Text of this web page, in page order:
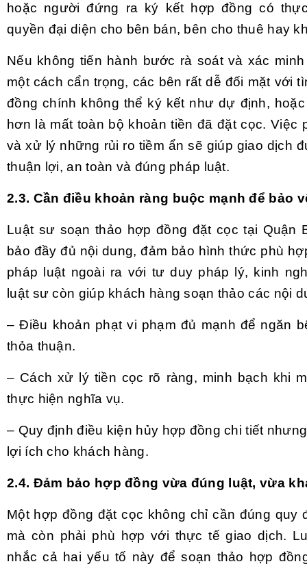
hoặc người đứng ra ký kết hợp đồng có
quyền đại diện cho bên bán, bên cho thuê hay
Nếu không tiến hành bước rà soát và xác
một cách cẩn trọng, các bên rất dễ đối mặt với
đồng chính không thể ký kết như dự định,
hơn là mất toàn bộ khoản tiền đã đặt cọc. Việc
và xử lý những rủi ro tiềm ẩn sẽ giúp giao dịch
thuận lợi, an toàn và đúng pháp luật.
2.3. Cần điều khoản ràng buộc mạnh để bảo
Luật sư soạn thảo hợp đồng đặt cọc tại Quận
bảo đầy đủ nội dung, đảm bảo hình thức phù
pháp luật ngoài ra với tư duy pháp lý, kinh
luật sư còn giúp khách hàng soạn thảo các nội
– Điều khoản phạt vi phạm đủ mạnh để ngăn
thỏa thuận.
– Cách xử lý tiền cọc rõ ràng, minh bạch khi
thực hiện nghĩa vụ.
– Quy định điều kiện hủy hợp đồng chi tiết
lợi ích cho khách hàng.
2.4. Đảm bảo hợp đồng vừa đúng luật, vừa
Một hợp đồng đặt cọc không chỉ cần đúng quy
mà còn phải phù hợp với thực tế giao dịch.
nhắc cả hai yếu tố này để soạn thảo hợp